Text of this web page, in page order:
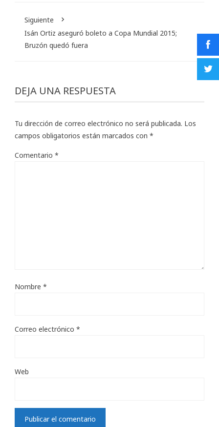
Siguiente
Isán Ortiz aseguró boleto a Copa Mundial 2015;
Bruzón quedó fuera
DEJA UNA RESPUESTA
Tu dirección de correo electrónico no será publicada. Los
campos obligatorios están marcados con *
Comentario *
Nombre *
Correo electrónico *
Web